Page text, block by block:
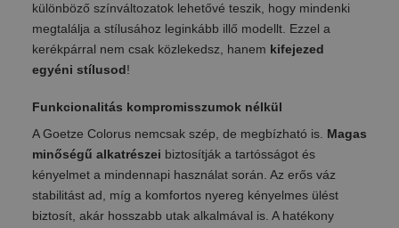
különböző színváltozatok lehetővé teszik, hogy mindenki
megtalálja a stílusához leginkább illő modellt. Ezzel a
kerékpárral nem csak közlekedsz, hanem kifejezed
egyéni stílusod!
Funkcionalitás kompromisszumok nélkül
A Goetze Colorus nemcsak szép, de megbízható is. Magas
minőségű alkatrészei biztosítják a tartósságot és
kényelmet a mindennapi használat során. Az erős váz
stabilitást ad, míg a komfortos nyereg kényelmes ülést
biztosít, akár hosszabb utak alkalmával is. A hatékony